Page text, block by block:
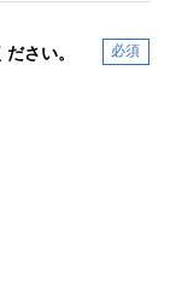
さい。